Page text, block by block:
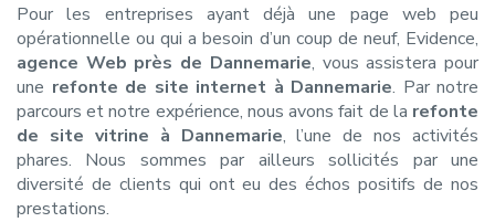
Pour les entreprises ayant déjà une page web peu
opérationnelle ou qui a besoin d’un coup de neuf, Evidence,
agence Web près de Dannemarie, vous assistera pour
une refonte de site internet à Dannemarie. Par notre
parcours et notre expérience, nous avons fait de la refonte
de site vitrine à Dannemarie, l’une de nos activités
phares. Nous sommes par ailleurs sollicités par une
diversité de clients qui ont eu des échos positifs de nos
prestations.